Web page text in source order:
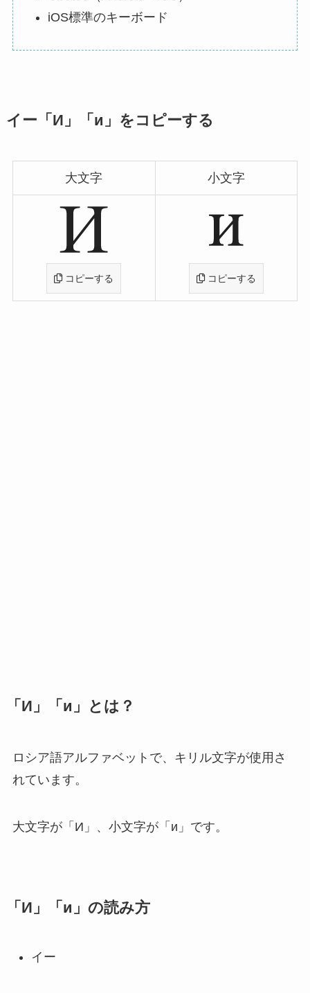
iOS標準のキーボード
イー「И」「и」をコピーする
大文字 小文字
コピーする コピーする
「И」「и」とは？
ロシア語アルファベットで、キリル文字が使用さ
れています。
大文字が「И」、小文字が「и」です。
「И」「и」の読み方
イー